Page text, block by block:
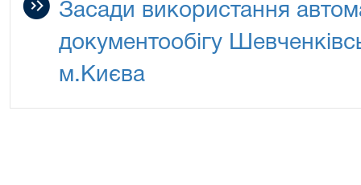
Засади використання
документообігу
м.Києва